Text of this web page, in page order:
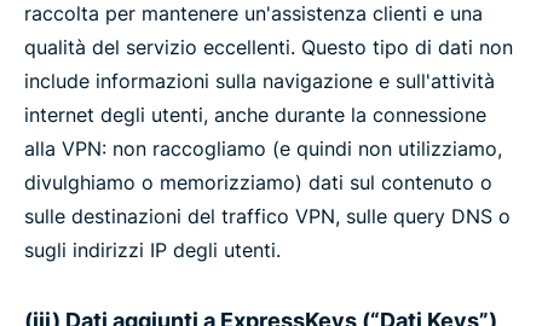
raccolta per mantenere un'assistenza clienti e una
qualità del servizio eccellenti. Questo tipo di dati non
include informazioni sulla navigazione e sull'attività
internet degli utenti, anche durante la connessione
alla VPN: non raccogliamo (e quindi non utilizziamo,
divulghiamo o memorizziamo) dati sul contenuto o
sulle destinazioni del traffico VPN, sulle query DNS o
sugli indirizzi IP degli utenti.
(iii) Dati aggiunti a ExpressKeys (“Dati Keys”)